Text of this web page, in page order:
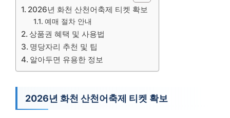
2026년 화천 산천어축제 티켓 확보
예매 절차 안내
상품권 혜택 및 사용법
명당자리 추천 및 팁
알아두면 유용한 정보
2026년 화천 산천어축제 티켓 확보